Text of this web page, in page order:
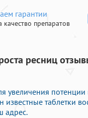
гарантии
качество препаратов
ресниц
увеличения
таблетки
адрес.